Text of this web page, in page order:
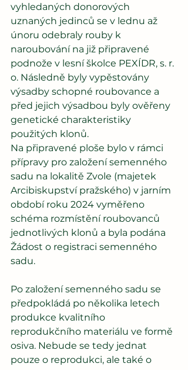
vyhledaných donorových
uznaných jedinců se v lednu až
únoru odebraly rouby k
naroubování na již připravené
podnože v lesní školce PEXÍDR, s. r.
o. Následně byly vypěstovány
výsadby schopné roubovance a
před jejich výsadbou byly ověřeny
genetické charakteristiky
použitých klonů.
Na připravené ploše bylo v rámci
přípravy pro založení semenného
sadu na lokalitě Zvole (majetek
Arcibiskupství pražského) v jarním
období roku 2024 vyměřeno
schéma rozmístění roubovanců
jednotlivých klonů a byla podána
Žádost o registraci semenného
sadu.
Po založení semenného sadu se
předpokládá po několika letech
produkce kvalitního
reprodukčního materiálu ve formě
osiva. Nebude se tedy jednat
pouze o reprodukci, ale také o